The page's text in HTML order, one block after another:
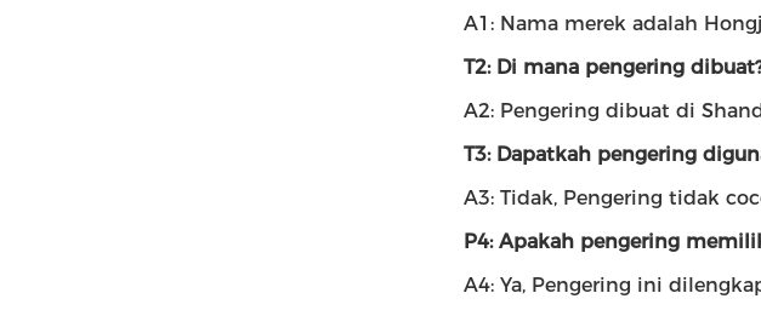
A1: Nama merek adalah
T2: Di mana pengering
A2: Pengering dibuat di
T3: Dapatkah pengering
A3: Tidak, Pengering tidak
P4: Apakah pengering
A4: Ya, Pengering ini